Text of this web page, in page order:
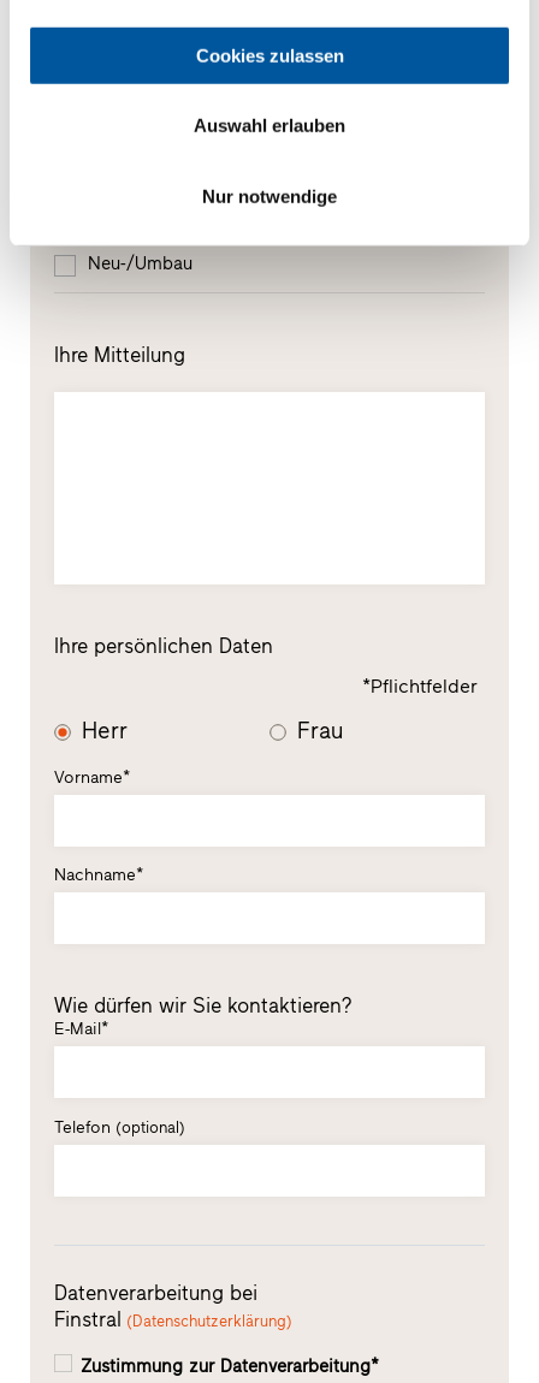
Cookies zulassen
Auswahl erlauben
Nur notwendige
Fenster
Haustüren
Fensteraustausch
Neu-/Umbau
Ihre Mitteilung
Ihre persönlichen Daten
*Pflichtfelder
Herr Frau
Vorname*
Nachname*
Wie dürfen wir Sie kontaktieren?
E-Mail*
Telefon (optional)
Datenverarbeitung bei
Finstral (Datenschutzerklärung)
Zustimmung zur Datenverarbeitung*